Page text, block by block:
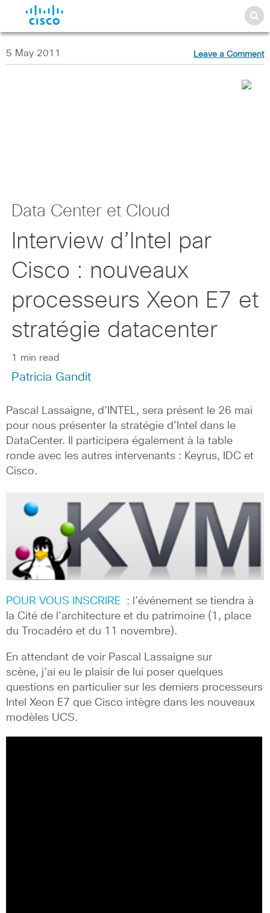
5 May 2011 Leave a Comment
Data Center et Cloud
Interview d’Intel par
Cisco : nouveaux
processeurs Xeon E7 et
stratégie datacenter
1 min read
Patricia Gandit
Pascal Lassaigne, d’INTEL, sera présent le 26 mai
pour nous présenter la stratégie d’Intel dans le
DataCenter. Il participera également à la table
ronde avec les autres intervenants : Keyrus, IDC et
Cisco.
POUR VOUS INSCRIRE : l’événement se tiendra à
la Cité de l’architecture et du patrimoine (1, place
du Trocadéro et du 11 novembre).
En attendant de voir Pascal Lassaigne sur
scène, j’ai eu le plaisir de lui poser quelques
questions en particulier sur les derniers processeurs
Intel Xeon E7 que Cisco intègre dans les nouveaux
modèles UCS.